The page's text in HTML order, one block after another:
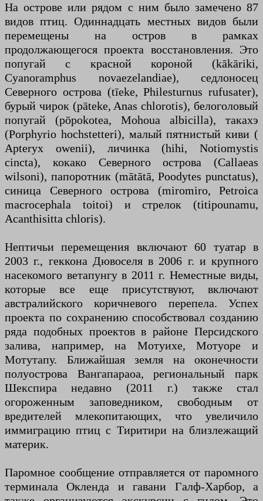
На острове или рядом с ним было замечено 87
видов птиц. Одиннадцать местных видов были
перемещены на остров в рамках
продолжающегося проекта восстановления. Это
попугай с красной короной (kākāriki,
Cyanoramphus novaezelandiae), седлоносец
Северного острова (tīeke, Philesturnus rufusater),
бурый чирок (pāteke, Anas chlorotis), белоголовый
попугай (pōpokotea, Mohoua albicilla), такахэ
(Porphyrio hochstetteri), малый пятнистый киви (
Apteryx owenii), личинка (hihi, Notiomystis
cincta), кокако Северного острова (Callaeas
wilsoni), папоротник (mātātā, Poodytes punctatus),
синица Северного острова (miromiro, Petroica
macrocephala toitoi) и стрелок (titipounamu,
Acanthisitta chloris).
Нептичьи перемещения включают 60 туатар в
2003 г., геккона Дювоселя в 2006 г. и крупного
насекомого ветапунгу в 2011 г. Неместные виды,
которые все еще присутствуют, включают
австралийского коричневого перепела. Успех
проекта по сохранению способствовал созданию
ряда подобных проектов в районе Персидского
залива, например, на Мотуихе, Мотуоре и
Мотутапу. Ближайшая земля на оконечности
полуострова Вангапараоа, региональный парк
Шекспира недавно (2011 г.) также стал
огороженным заповедником, свободным от
вредителей млекопитающих, что увеличило
иммиграцию птиц с Тиритири на близлежащий
материк.
Паромное сообщение отправляется от паромного
терминала Окленда и гавани Галф-Харбор, а